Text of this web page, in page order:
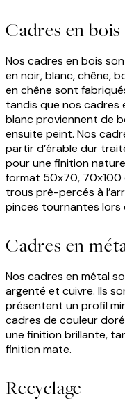
Cadres en bois
Nos cadres en bois
en noir, blanc, chêne,
en chêne sont
tandis que nos cadres
blanc proviennent de
ensuite peint. Nos
partir d’érable dur
pour une finition
format 50x70, 70x100
trous pré-percés à
pinces tournantes lors
Cadres en
Nos cadres en métal
argenté et cuivre. Ils
présentent un profil
cadres de couleur
une finition brillante,
finition mate.
Recyclage